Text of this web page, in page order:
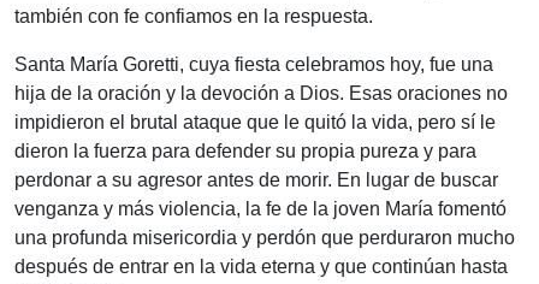
también con fe confiamos en la respuesta.
Santa María Goretti, cuya fiesta celebramos hoy, fue una
hija de la oración y la devoción a Dios. Esas oraciones no
impidieron el brutal ataque que le quitó la vida, pero sí le
dieron la fuerza para defender su propia pureza y para
perdonar a su agresor antes de morir. En lugar de buscar
venganza y más violencia, la fe de la joven María fomentó
una profunda misericordia y perdón que perduraron mucho
después de entrar en la vida eterna y que continúan hasta